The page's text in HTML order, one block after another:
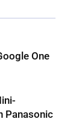
One
Panasonic